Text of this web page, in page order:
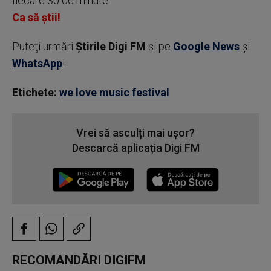
Ca să știi!
Puteţi urmări Știrile Digi FM şi pe Google News şi
WhatsApp!
Etichete: we love music festival
Vrei să asculți mai ușor?
Descarcă aplicația Digi FM
RECOMANDĂRI DIGIFM